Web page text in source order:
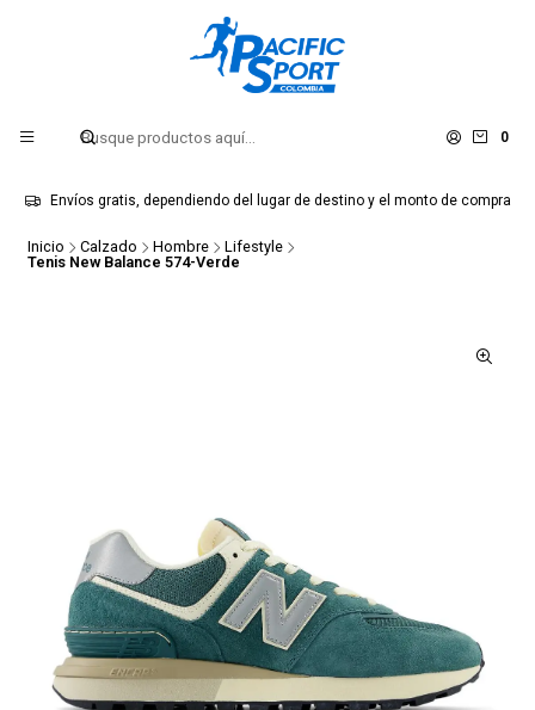
0
Envíos gratis, dependiendo del lugar de destino y el monto de compra
Inicio Calzado Hombre
Lifestyle
Tenis New Balance 574-Verde